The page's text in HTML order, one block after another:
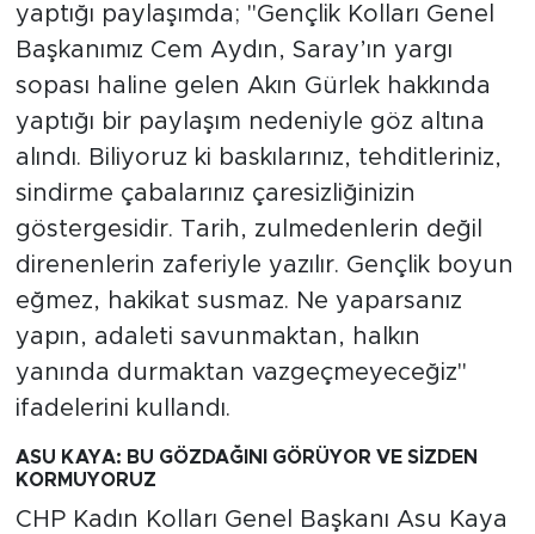
yaptığı paylaşımda; "Gençlik Kolları Genel
Başkanımız Cem Aydın, Saray’ın yargı
sopası haline gelen Akın Gürlek hakkında
yaptığı bir paylaşım nedeniyle göz altına
alındı. Biliyoruz ki baskılarınız, tehditleriniz,
sindirme çabalarınız çaresizliğinizin
göstergesidir. Tarih, zulmedenlerin değil
direnenlerin zaferiyle yazılır. Gençlik boyun
eğmez, hakikat susmaz. Ne yaparsanız
yapın, adaleti savunmaktan, halkın
yanında durmaktan vazgeçmeyeceğiz"
ifadelerini kullandı.
ASU KAYA: BU GÖZDAĞINI GÖRÜYOR VE SİZDEN
KORMUYORUZ
CHP Kadın Kolları Genel Başkanı Asu Kaya